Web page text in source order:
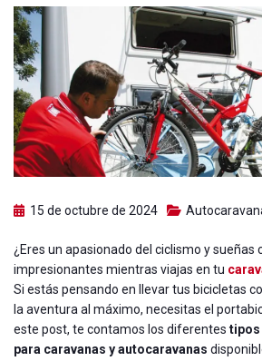
15 de octubre de 2024
¿Eres un apasionado del ciclismo y sueñas
impresionantes mientras viajas en tu
Si estás pensando en llevar tus bicicletas
la aventura al máximo, necesitas el
este post, te contamos los diferentes tipos
para caravanas y autocaravanas